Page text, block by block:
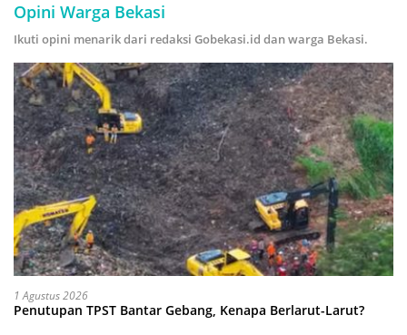
Opini Warga Bekasi
Ikuti opini menarik dari redaksi Gobekasi.id dan warga Bekasi.
1 Agustus 2026
Penutupan TPST Bantar Gebang, Kenapa Berlarut-Larut?